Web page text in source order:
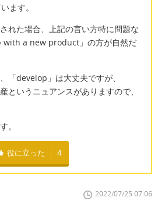
ます。
れた場合、上記の言い方特に問題な
with a new product」の方が自然だ
「develop」は大丈夫ですが、
というニュアンスがありますので、
。
役に立った 4
2022/07/25 07:06